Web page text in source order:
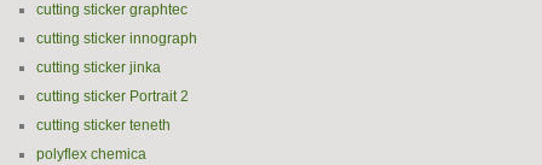
cutting sticker graphtec
cutting sticker innograph
cutting sticker jinka
cutting sticker Portrait 2
cutting sticker teneth
polyflex chemica